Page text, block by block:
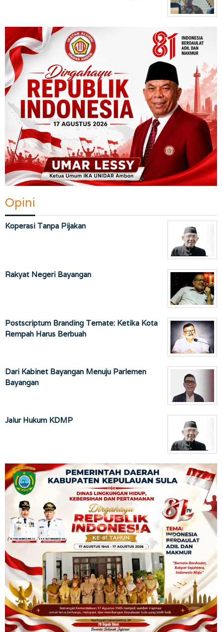
Opini
Koperasi Tanpa Pijakan
Rakyat Negeri Bayangan
Postscriptum Branding Ternate: Ketika Kota
Rempah Harus Berbuah
Dari Kabinet Bayangan Menuju Parlemen
Bayangan
Jalur Hukum KDMP